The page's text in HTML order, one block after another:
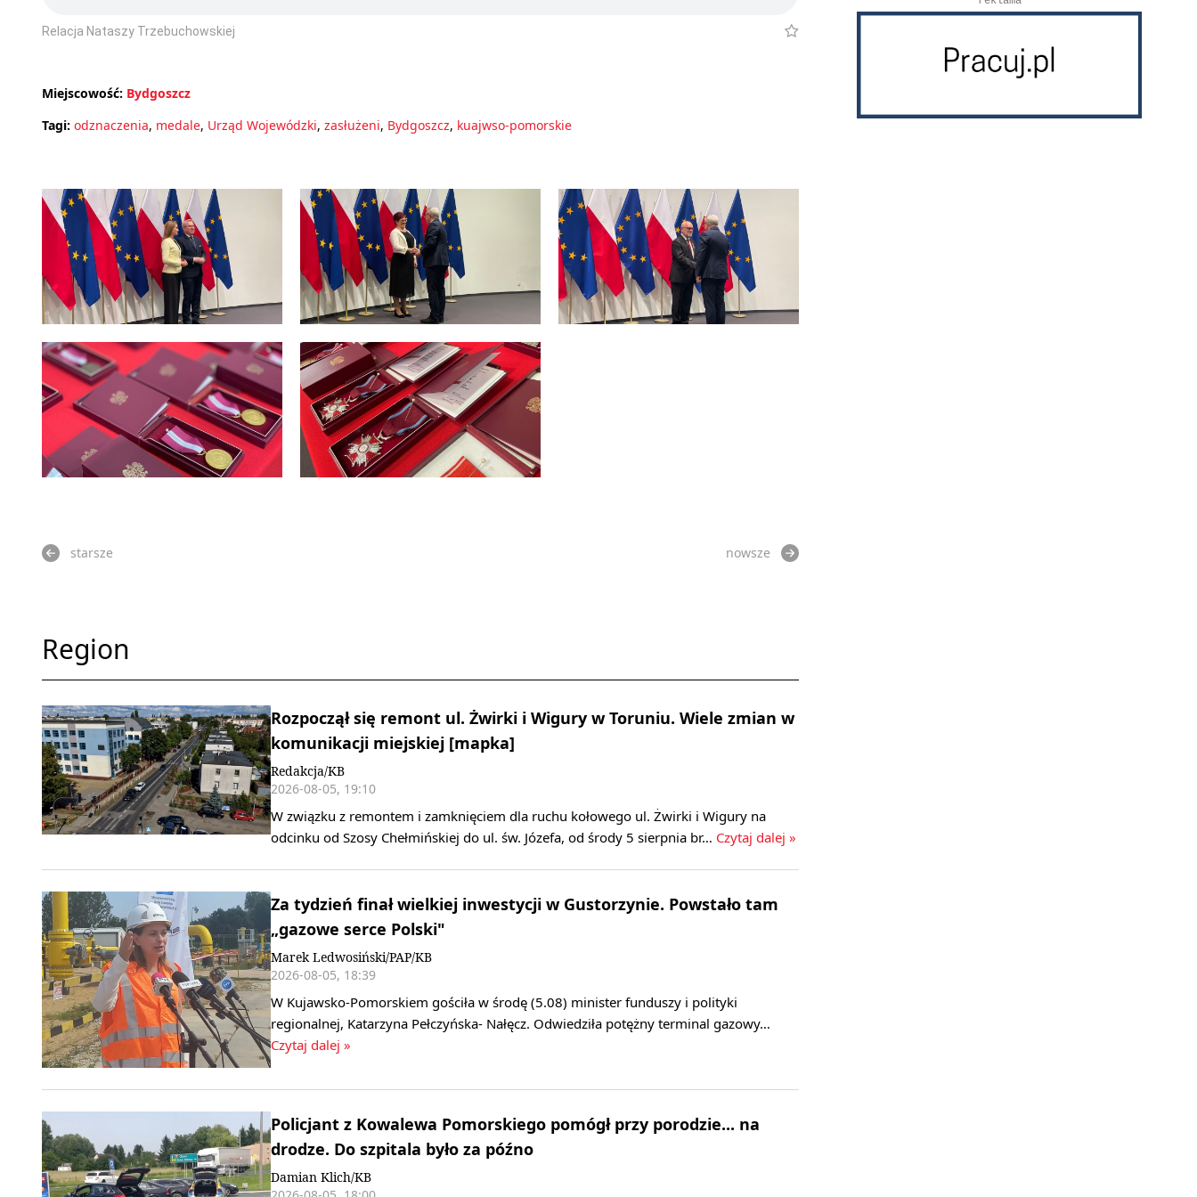
Relacja Nataszy Trzebuchowskiej
Miejscowość: Bydgoszcz
Tagi: odznaczenia, medale, Urząd Wojewódzki, zasłużeni, Bydgoszcz, kuajwso-pomorskie
starsze nowsze
Region
Rozpoczął się remont ul. Żwirki i Wigury w Toruniu. Wiele zmian w
komunikacji miejskiej [mapka]
Redakcja/KB
2026-08-05, 19:10
W związku z remontem i zamknięciem dla ruchu kołowego ul. Żwirki i Wigury na
odcinku od Szosy Chełmińskiej do ul. św. Józefa, od środy 5 sierpnia br… Czytaj dalej »
Za tydzień finał wielkiej inwestycji w Gustorzynie. Powstało tam
„gazowe serce Polski"
Marek Ledwosiński/PAP/KB
2026-08-05, 18:39
W Kujawsko-Pomorskiem gościła w środę (5.08) minister funduszy i polityki
regionalnej, Katarzyna Pełczyńska- Nałęcz. Odwiedziła potężny terminal gazowy…
Czytaj dalej »
Policjant z Kowalewa Pomorskiego pomógł przy porodzie... na
drodze. Do szpitala było za późno
Damian Klich/KB